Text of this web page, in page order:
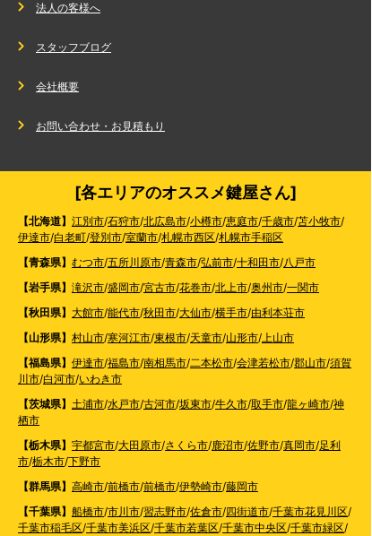
法人の客様へ
スタッフブログ
会社概要
お問い合わせ・お見積もり
[各エリアのオススメ鍵屋さん]
【北海道】 江別市/石狩市/北広島市/小樽市/恵庭市/千歳市/苫小牧市/
伊達市/白老町/登別市/室蘭市/札幌市西区/札幌市手稲区
【青森県】 むつ市/五所川原市/青森市/弘前市/十和田市/八戸市
【岩手県】 滝沢市/盛岡市/宮古市/花巻市/北上市/奥州市/一関市
【秋田県】 大館市/能代市/秋田市/大仙市/横手市/由利本荘市
【山形県】 村山市/寒河江市/東根市/天童市/山形市/上山市
【福島県】 伊達市/福島市/南相馬市/二本松市/会津若松市/郡山市/須賀
川市/白河市/いわき市
【茨城県】 土浦市/水戸市/古河市/坂東市/牛久市/取手市/龍ヶ崎市/神
栖市
【栃木県】 宇都宮市/大田原市/さくら市/鹿沼市/佐野市/真岡市/足利
市/栃木市/下野市
【群馬県】 高崎市/前橋市/前橋市/伊勢崎市/藤岡市
【千葉県】 船橋市/市川市/習志野市/佐倉市/四街道市/千葉市花見川区/
千葉市稲毛区/千葉市美浜区/千葉市若葉区/千葉市中央区/千葉市緑区/